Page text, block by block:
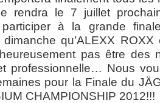
rendra le 7 juillet
à la grande
qu’ALEXX
pas être des
professionnelle… Nous
pour la Finale du
CHAMPIONSHIP 2012!!!